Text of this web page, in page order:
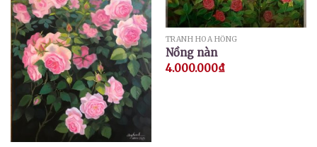
TRANH HOA HỒNG
Nồng nàn
4.000.000₫